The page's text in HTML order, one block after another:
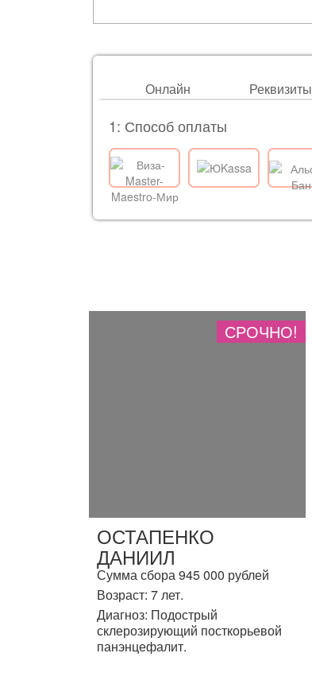
Онлайн Реквизиты
1: Способ оплаты
СРОЧНО!
ОСТАПЕНКО
ДАНИИЛ
Сумма сбора 945 000 рублей
Возраст: 7 лет.
Диагноз: Подострый
склерозирующий посткорьевой
панэнцефалит.